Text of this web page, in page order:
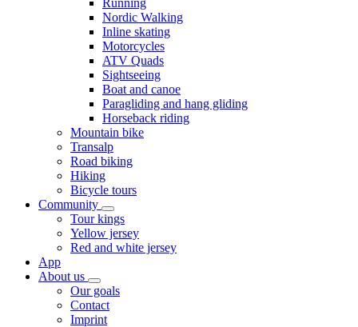
Nordic Walking
Inline skating
Motorcycles
ATV Quads
Sightseeing
Boat and canoe
Paragliding and hang gliding
Horseback riding
Mountain bike
Transalp
Road biking
Hiking
Bicycle tours
Community
Tour kings
Yellow jersey
Red and white jersey
App
About us
Our goals
Contact
Imprint